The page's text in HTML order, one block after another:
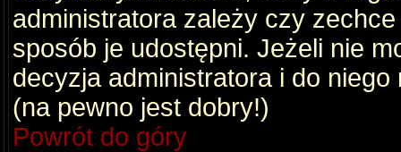
administratora zależy czy
sposób je udostępni. Jeżeli nie
decyzja administratora i do
(na pewno jest dobry!)
Powrót do góry